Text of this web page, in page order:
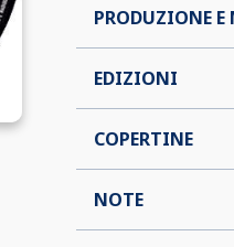
PRODUZIONE
EDIZIONI
COPERTINE
NOTE